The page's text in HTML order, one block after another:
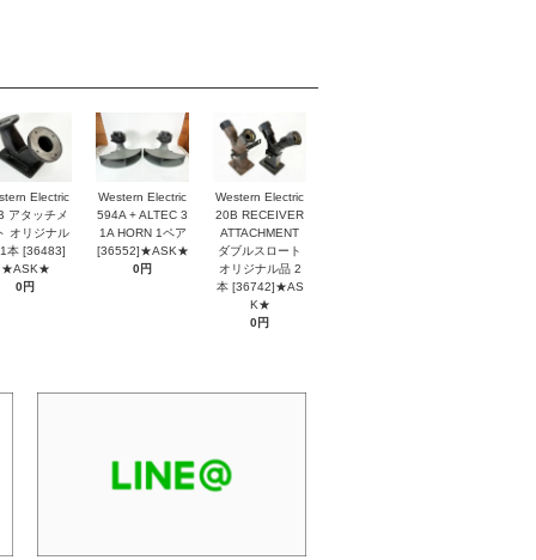
Electric
アタッチメ
オリジナル
本 [36483]
★ASK★
0円
Western Electric
594A + ALTEC 3
1A HORN 1ペア
[36552]★ASK★
0円
Western Electric
20B RECEIVER
ATTACHMENT
ダブルスロート
オリジナル品 2
本 [36742]★AS
K★
0円